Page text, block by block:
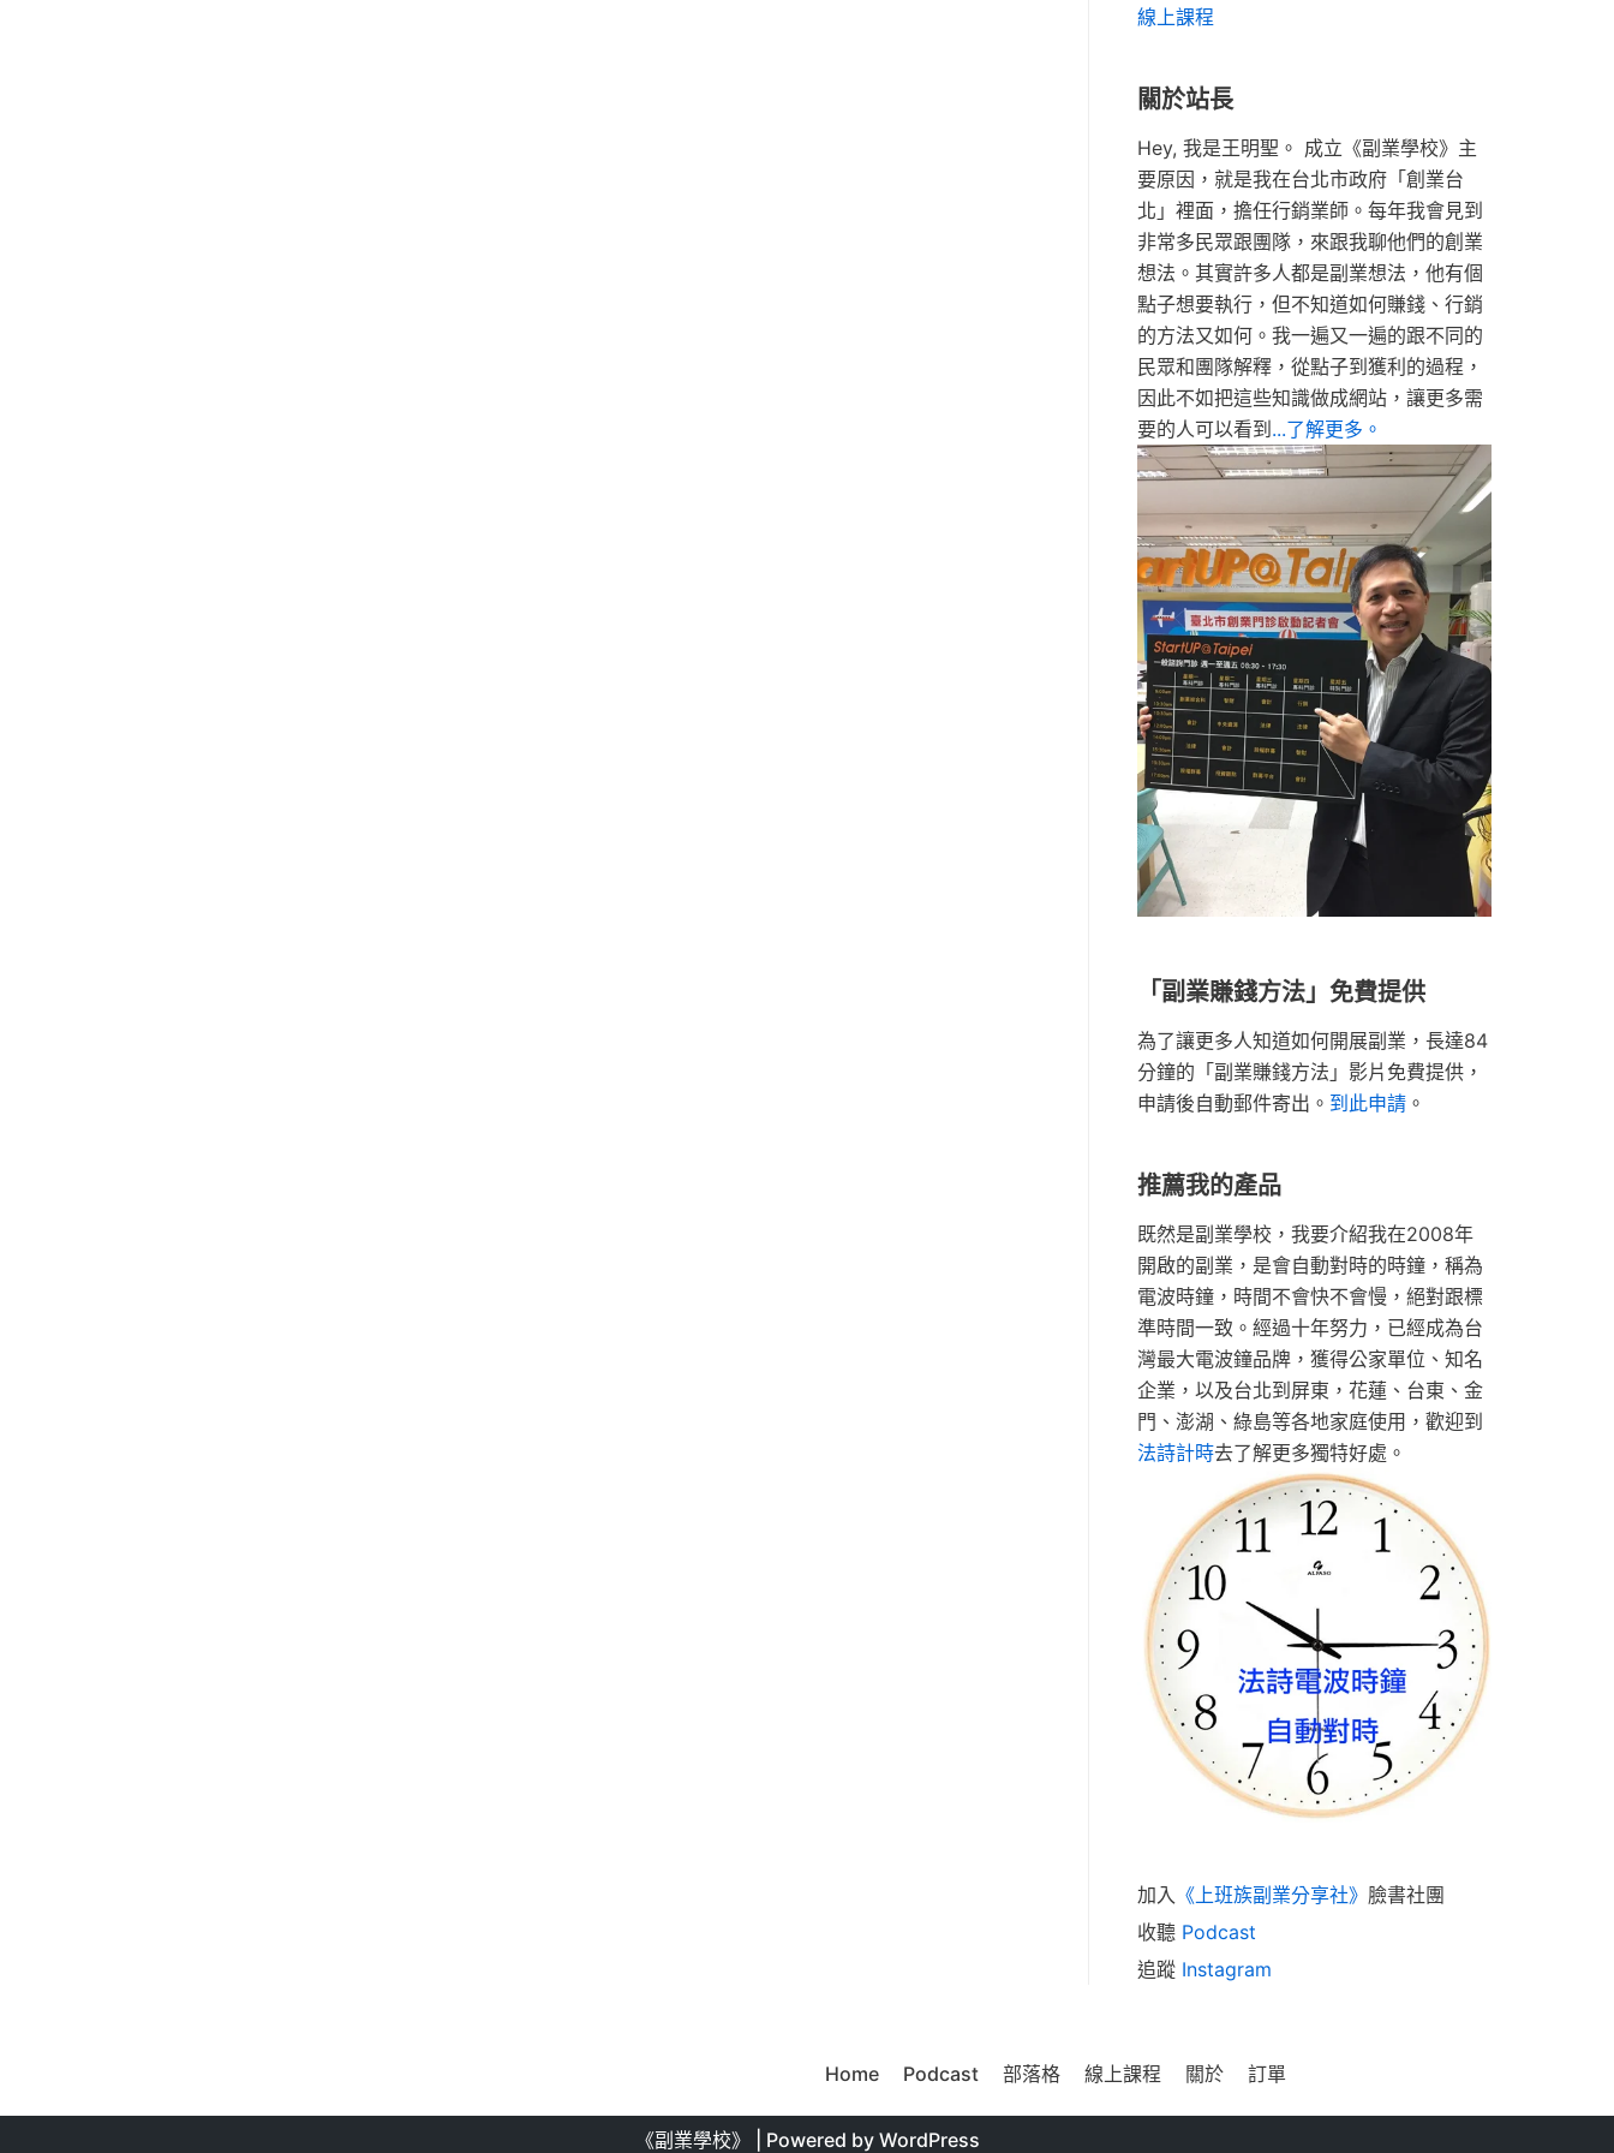
線上課程
關於站長
Hey, 我是王明聖。 成立《副業學校》主
要原因，就是我在台北市政府「創業台
北」裡面，擔任行銷業師。每年我會見到
非常多民眾跟團隊，來跟我聊他們的創業
想法。其實許多人都是副業想法，他有個
點子想要執行，但不知道如何賺錢、行銷
的方法又如何。我一遍又一遍的跟不同的
民眾和團隊解釋，從點子到獲利的過程，
因此不如把這些知識做成網站，讓更多需
要的人可以看到 ...了解更多。
「副業賺錢方法」免費提供
為了讓更多人知道如何開展副業，長達84
分鐘的「副業賺錢方法」影片免費提供，
申請後自動郵件寄出。 到此申請 。
推薦我的產品
既然是副業學校，我要介紹我在2008年
開啟的副業，是會自動對時的時鐘，稱為
電波時鐘，時間不會快不會慢，絕對跟標
準時間一致。經過十年努力，已經成為台
灣最大電波鐘品牌，獲得公家單位、知名
企業，以及台北到屏東，花蓮、台東、金
門、澎湖、綠島等各地家庭使用，歡迎到
法詩計時去了解更多獨特好處。
加入 《上班族副業分享社》 臉書社團
收聽 Podcast
追蹤 Instagram
Home Podcast 部落格 線上課程 關於 訂單
《副業學校》 | Powered by WordPress